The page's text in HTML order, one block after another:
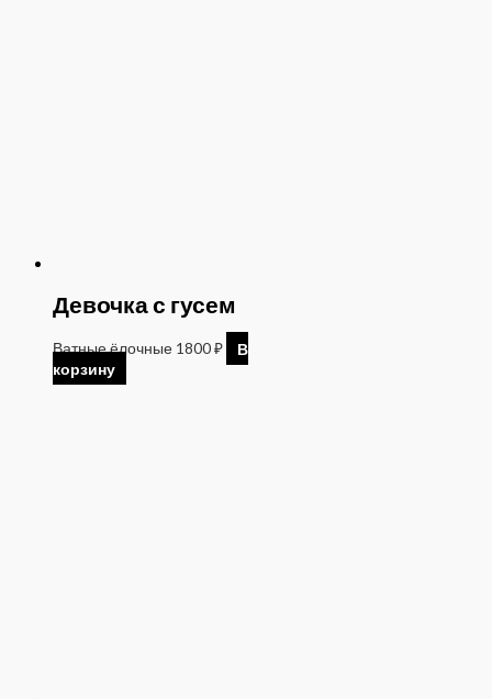
Девочка с гусем
Ватные ёлочные 1800₽
В
корзину